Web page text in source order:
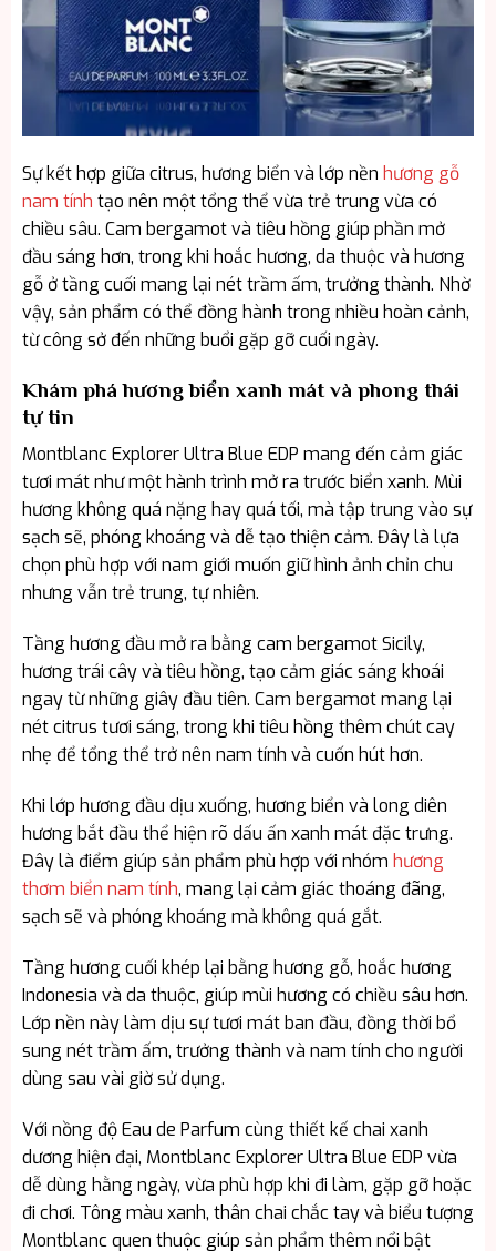
Sự kết hợp giữa citrus, hương biển và lớp nền hương gỗ
nam tính tạo nên một tổng thể vừa trẻ trung vừa có
chiều sâu. Cam bergamot và tiêu hồng giúp phần mở
đầu sáng hơn, trong khi hoắc hương, da thuộc và hương
gỗ ở tầng cuối mang lại nét trầm ấm, trưởng thành. Nhờ
vậy, sản phẩm có thể đồng hành trong nhiều hoàn cảnh,
từ công sở đến những buổi gặp gỡ cuối ngày.
Khám phá hương biển xanh mát và phong thái
tự tin
Montblanc Explorer Ultra Blue EDP mang đến cảm giác
tươi mát như một hành trình mở ra trước biển xanh. Mùi
hương không quá nặng hay quá tối, mà tập trung vào sự
sạch sẽ, phóng khoáng và dễ tạo thiện cảm. Đây là lựa
chọn phù hợp với nam giới muốn giữ hình ảnh chỉn chu
nhưng vẫn trẻ trung, tự nhiên.
Tầng hương đầu mở ra bằng cam bergamot Sicily,
hương trái cây và tiêu hồng, tạo cảm giác sáng khoái
ngay từ những giây đầu tiên. Cam bergamot mang lại
nét citrus tươi sáng, trong khi tiêu hồng thêm chút cay
nhẹ để tổng thể trở nên nam tính và cuốn hút hơn.
Khi lớp hương đầu dịu xuống, hương biển và long diên
hương bắt đầu thể hiện rõ dấu ấn xanh mát đặc trưng.
Đây là điểm giúp sản phẩm phù hợp với nhóm hương
thơm biển nam tính, mang lại cảm giác thoáng đãng,
sạch sẽ và phóng khoáng mà không quá gắt.
Tầng hương cuối khép lại bằng hương gỗ, hoắc hương
Indonesia và da thuộc, giúp mùi hương có chiều sâu hơn.
Lớp nền này làm dịu sự tươi mát ban đầu, đồng thời bổ
sung nét trầm ấm, trưởng thành và nam tính cho người
dùng sau vài giờ sử dụng.
Với nồng độ Eau de Parfum cùng thiết kế chai xanh
dương hiện đại, Montblanc Explorer Ultra Blue EDP vừa
dễ dùng hằng ngày, vừa phù hợp khi đi làm, gặp gỡ hoặc
đi chơi. Tông màu xanh, thân chai chắc tay và biểu tượng
Montblanc quen thuộc giúp sản phẩm thêm nổi bật